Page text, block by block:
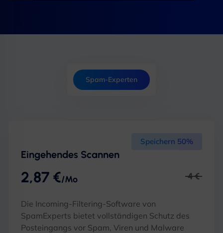
Spam-Experten
Speichern 50%
Eingehendes Scannen
2,87 €/Mo 4 €
Die Incoming-Filtering-Software von
SpamExperts bietet vollständigen Schutz des
Posteingangs vor Spam, Viren und Malware